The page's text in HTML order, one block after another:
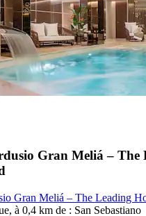
Gran Meliá – The
Gran Meliá – The Leading
à 0,4 km de : San Sebastiano